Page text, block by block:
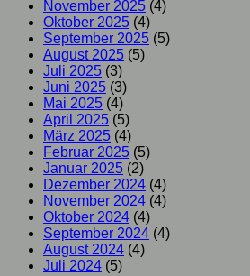
November 2025 (4)
Oktober 2025 (4)
September 2025 (5)
August 2025 (5)
Juli 2025 (3)
Juni 2025 (3)
Mai 2025 (4)
April 2025 (5)
März 2025 (4)
Februar 2025 (5)
Januar 2025 (2)
Dezember 2024 (4)
November 2024 (4)
Oktober 2024 (4)
September 2024 (4)
August 2024 (4)
Juli 2024 (5)